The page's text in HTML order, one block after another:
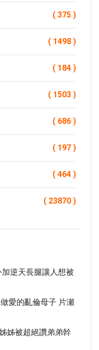
( 375 )
( 1498 )
( 184 )
( 1503 )
( 686 )
( 197 )
( 464 )
( 23870 )
逆天長腿讓人想被
愛的亂倫母子 片瀬
姊被超絕讚弟弟幹